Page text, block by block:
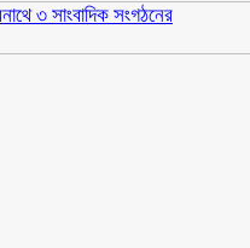
৩ সাংবাদিক সংগঠনের